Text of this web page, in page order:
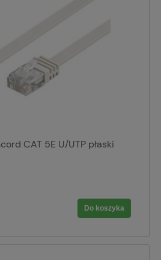
CAT 5E U/UTP płaski
Do koszyka